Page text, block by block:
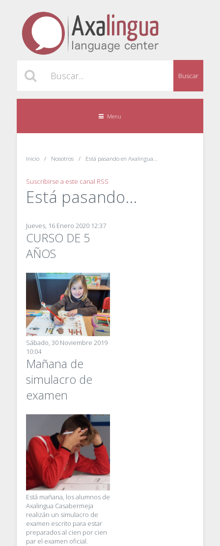
Buscar
Menu
Inicio Nosotros Está pasando en Axalingua...
Suscribirse a este canal RSS
Está pasando...
Jueves, 16 Enero 2020 12:37
CURSO DE 5
AÑOS
Sábado, 30 Noviembre 2019
10:04
Mañana de
simulacro de
examen
Está mañana, los alumnos de
Axalingua Casabermeja
realizán un simulacro de
examen escrito para estar
preparados al cien por cien
par el examen oficial.